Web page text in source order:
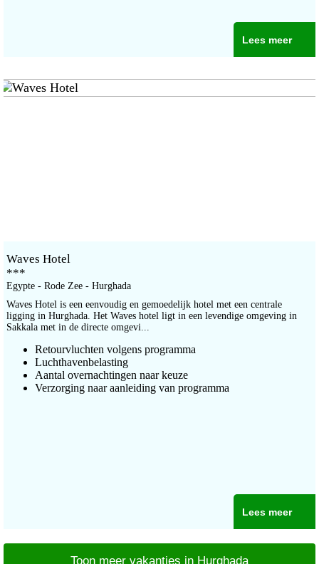
Lees meer
Waves Hotel
***
Egypte - Rode Zee - Hurghada
Waves Hotel is een eenvoudig en gemoedelijk hotel met een centrale
ligging in Hurghada. Het Waves hotel ligt in een levendige omgeving in
Sakkala met in de directe omgevi...
Retourvluchten volgens programma
Luchthavenbelasting
Aantal overnachtingen naar keuze
Verzorging naar aanleiding van programma
Lees meer
Toon meer vakanties in Hurghada